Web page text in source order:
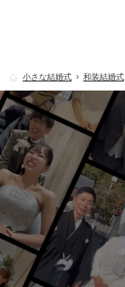
小さな結婚式 和装結婚式